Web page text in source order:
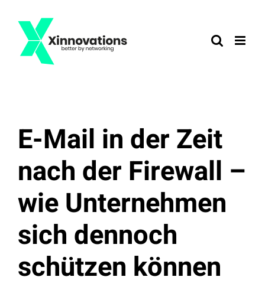
Inhalt
springen
E-Mail in der Zeit
nach der Firewall –
wie Unternehmen
sich dennoch
schützen können